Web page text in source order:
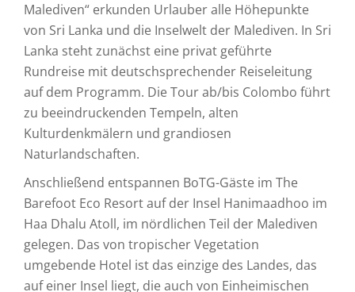
Malediven“ erkunden Urlauber alle Höhepunkte
von Sri Lanka und die Inselwelt der Malediven. In Sri
Lanka steht zunächst eine privat geführte
Rundreise mit deutschsprechender Reiseleitung
auf dem Programm. Die Tour ab/bis Colombo führt
zu beeindruckenden Tempeln, alten
Kulturdenkmälern und grandiosen
Naturlandschaften.
Anschließend entspannen BoTG-Gäste im The
Barefoot Eco Resort auf der Insel Hanimaadhoo im
Haa Dhalu Atoll, im nördlichen Teil der Malediven
gelegen. Das von tropischer Vegetation
umgebende Hotel ist das einzige des Landes, das
auf einer Insel liegt, die auch von Einheimischen